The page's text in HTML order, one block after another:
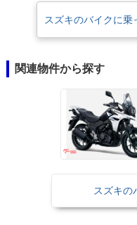
スズキのバイクに乗
関連物件から探す
スズキの